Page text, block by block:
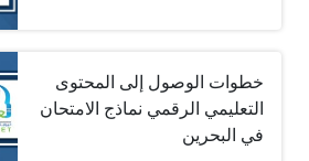
خطوات الوصول إلى المحتوى
التعليمي الرقمي نماذج الامتحان
في البحرين